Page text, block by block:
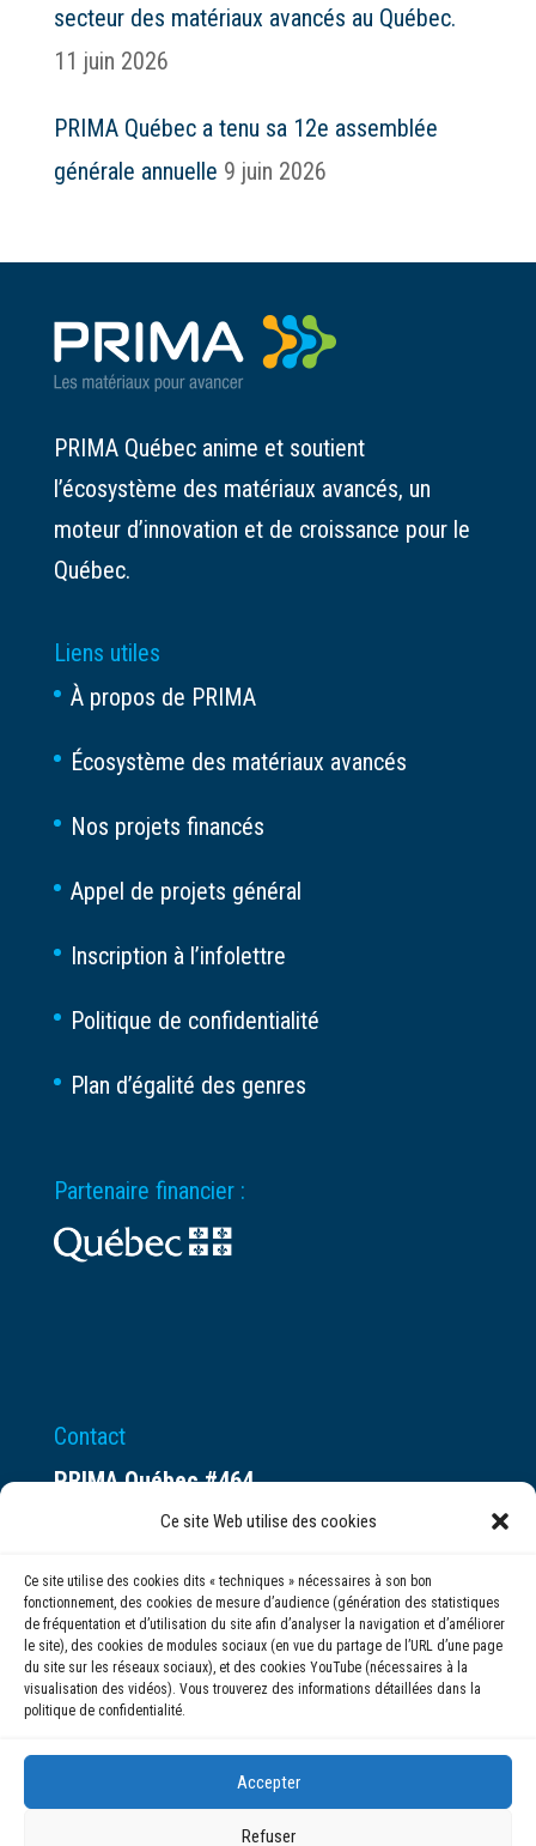
Ce site Web utilise des cookies
Ce site utilise des cookies dits « techniques » nécessaires à son bon
fonctionnement, des cookies de mesure d’audience (génération des statistiques
de fréquentation et d’utilisation du site afin d’analyser la navigation et d’améliorer
le site), des cookies de modules sociaux (en vue du partage de l’URL d’une page
du site sur les réseaux sociaux), et des cookies YouTube (nécessaires à la
visualisation des vidéos). Vous trouverez des informations détaillées dans la
politique de confidentialité.
Accepter
Refuser
secteur des matériaux avancés au Québec.
11 juin 2026
PRIMA Québec a tenu sa 12e assemblée
générale annuelle 9 juin 2026
PRIMA Québec anime et soutient
l’écosystème des matériaux avancés, un
moteur d’innovation et de croissance pour le
Québec.
Liens utiles
À propos de PRIMA
Écosystème des matériaux avancés
Nos projets financés
Appel de projets général
Inscription à l’infolettre
Politique de confidentialité
Plan d’égalité des genres
Partenaire financier :
Contact
PRIMA Québec #464
Espace ax.c
Montréal (QC) H3C 0B4
(514) 284-0211